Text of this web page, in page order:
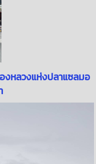
งหลวงแห่งปลาแซลมอ